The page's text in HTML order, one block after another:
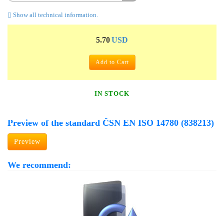
Show all technical information.
5.70USD
Add to Cart
IN STOCK
Preview of the standard ČSN EN ISO 14780 (838213)
Preview
We recommend: